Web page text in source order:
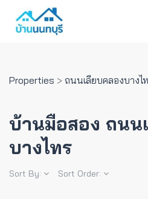
Properties > ถนนเลียบคลองบางไ
บ้านมือสอง ถนน
บางไทร
Sort By: Sort Order: